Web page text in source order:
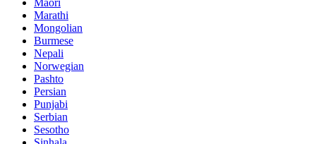
Marathi
Mongolian
Burmese
Nepali
Norwegian
Pashto
Persian
Punjabi
Serbian
Sesotho